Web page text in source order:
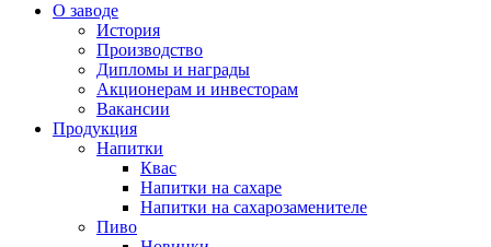
О заводе
История
Производство
Дипломы и награды
Акционерам и инвесторам
Вакансии
Продукция
Напитки
Квас
Напитки на сахаре
Напитки на сахарозаменителе
Пиво